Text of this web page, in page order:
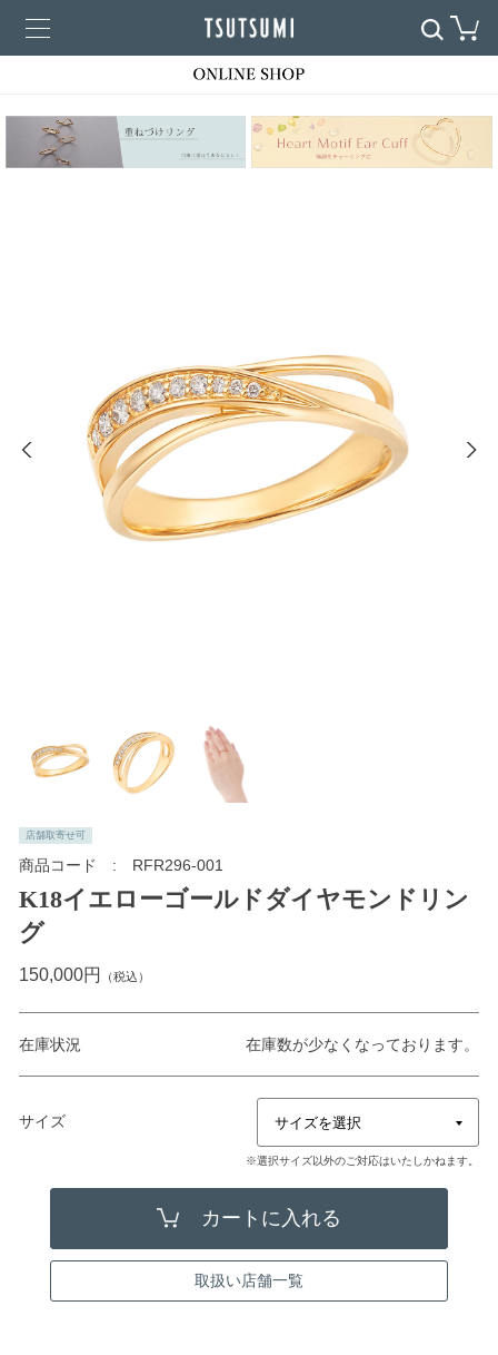
店舗取寄せ可
商品コード RFR296-001
K18イエローゴールドダイヤモンドリン
グ
150,000円 （税込）
在庫状況 在庫数が少なくなっております。
サイズ
※選択サイズ以外のご対応はいたしかねます。
取扱い店舗一覧